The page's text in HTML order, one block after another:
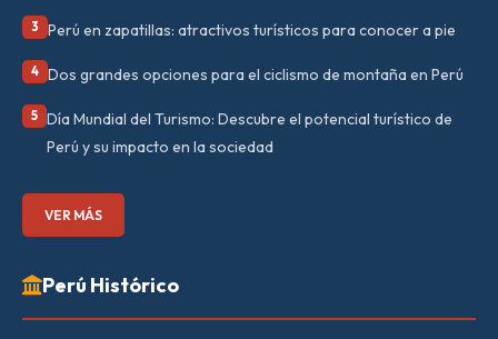
3 Perú en zapatillas: atractivos turísticos para conocer a pie
4 Dos grandes opciones para el ciclismo de montaña en Perú
5 Día Mundial del Turismo: Descubre el potencial turístico de
Perú y su impacto en la sociedad
VER MÁS
Perú Histórico